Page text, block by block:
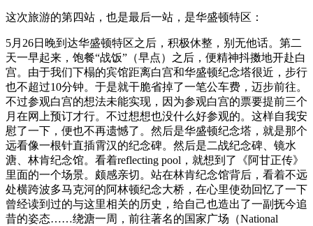
这次旅游的第四站，也是最后一站，是华盛顿特区：
5月26日晚到达华盛顿特区之后，积极休整，别无他话。第二
天一早起来，饱餐“战饭”（早点）之后，便精神抖擞地开赴白
宫。由于我们下榻的宾馆距离白宫和华盛顿纪念塔很近，步行
也不超过10分钟。于是就干脆省掉了一笔公车费，迈步前往。
不过参观白宫的想法未能实现，因为参观白宫的票要提前三个
月在网上预订才行。不过想想也没什么好参观的。这样自我安
慰了一下，便也不再遗憾了。然后是华盛顿纪念塔，就是那个
远看像一根针直插霄汉的纪念碑。然后是二战纪念碑、镜水
溏、林肯纪念馆。看着reflecting pool，就想到了《阿甘正传》
里面的一个场景。颇感亲切。站在林肯纪念馆背后，看着不远
处横跨波多马克河的阿林顿纪念大桥，在心里使劲回忆了一下
曾经读到过的与这里相关的历史，给自己也造出了一副抚今追
昔的姿态……绕溏一周，前往著名的国家广场（National